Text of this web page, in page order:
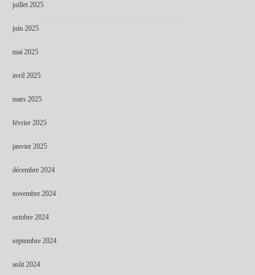
juillet 2025
juin 2025
mai 2025
avril 2025
mars 2025
février 2025
janvier 2025
décembre 2024
novembre 2024
octobre 2024
septembre 2024
août 2024